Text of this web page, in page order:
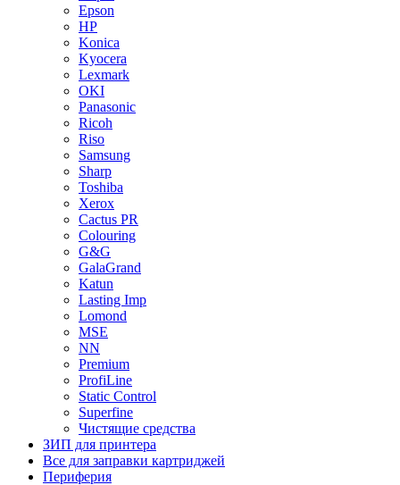
Epson
HP
Konica
Kyocera
Lexmark
OKI
Panasonic
Ricoh
Riso
Samsung
Sharp
Toshiba
Xerox
Cactus PR
Colouring
G&G
GalaGrand
Katun
Lasting Imp
Lomond
MSE
NN
Premium
ProfiLine
Static Control
Superfine
Чистящие средства
ЗИП для принтера
Все для заправки картриджей
Периферия